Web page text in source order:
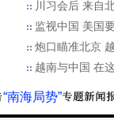
川习会后 来自
监视中国 美国
炮口瞄准北京
越南与中国 在
“南海局势”